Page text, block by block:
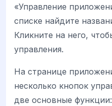
«Управление
списке найдите
Кликните на него,
управления.
На странице
несколько кнопок
две основные